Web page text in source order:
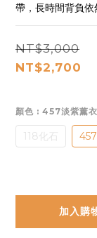
帶，長時間背負依
NT$3,000
NT$2,700
顏色 : 457淡紫薰
118化石
加入購